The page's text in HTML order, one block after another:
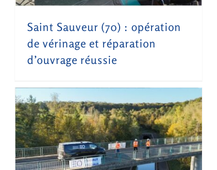
Saint Sauveur (70) : opération
de vérinage et réparation
d’ouvrage réussie